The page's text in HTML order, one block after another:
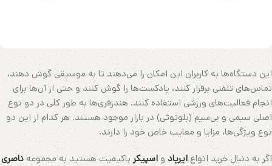
این دستگاه‌ها به کاربران این امکان را می‌دهند تا به موسیقی گوش دهند،
تماس‌های تلفنی برقرار کنند، پادکست‌ها را گوش کنند و حتی از آن‌ها برای
انجام فعالیت‌های ورزشی استفاده کنند. هندزفری‌ها به طور کلی در دو نوع
اصلی سیمی و بی‌سیم (بلوتوثی) در بازار موجود هستند. هر کدام از این دو
نوع ویژگی‌ها، مزایا و معایب خاص خود را دارند.
اگر به دنبال خرید انواعایرپاد واسپیکر باکیفیت هستید به مجموعهناصری